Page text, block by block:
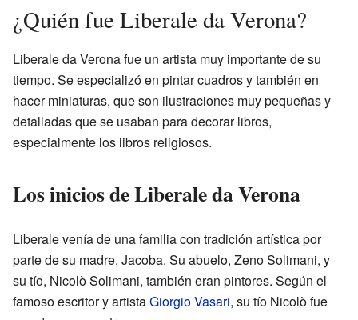
¿Quién fue Liberale da Verona?
Liberale da Verona fue un artista muy importante de su
tiempo. Se especializó en pintar cuadros y también en
hacer miniaturas, que son ilustraciones muy pequeñas y
detalladas que se usaban para decorar libros,
especialmente los libros religiosos.
Los inicios de Liberale da Verona
Liberale venía de una familia con tradición artística por
parte de su madre, Jacoba. Su abuelo, Zeno Solimani, y
su tío, Nicolò Solimani, también eran pintores. Según el
famoso escritor y artistaGiorgio Vasari, su tío Nicolò fue